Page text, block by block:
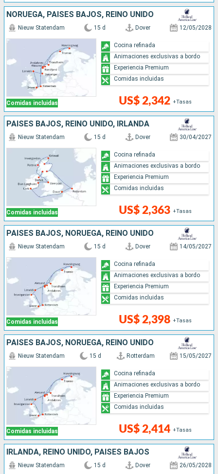
NORUEGA, PAISES BAJOS, REINO UNIDO
Comidas incluidas
Nieuw Statendam 15 d Dover 12/05/2028
US$ 2,342 +Tasas
Cocina refinada
Animaciones exclusivas a bordo
Experiencia Premium
Comidas incluidas
PAISES BAJOS, REINO UNIDO, IRLANDA
Comidas incluidas
Nieuw Statendam 15 d Dover 30/04/2027
US$ 2,363 +Tasas
Cocina refinada
Animaciones exclusivas a bordo
Experiencia Premium
Comidas incluidas
PAISES BAJOS, NORUEGA, REINO UNIDO
Comidas incluidas
Nieuw Statendam 15 d Dover 14/05/2027
US$ 2,398 +Tasas
Cocina refinada
Animaciones exclusivas a bordo
Experiencia Premium
Comidas incluidas
PAISES BAJOS, NORUEGA, REINO UNIDO
Comidas incluidas
Nieuw Statendam 15 d Rotterdam 15/05/2027
US$ 2,414 +Tasas
Cocina refinada
Animaciones exclusivas a bordo
Experiencia Premium
Comidas incluidas
IRLANDA, REINO UNIDO, PAISES BAJOS
Nieuw Statendam 15 d Dover 26/05/2028